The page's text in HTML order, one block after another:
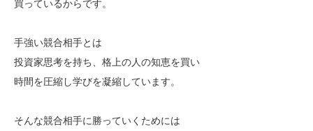
買っているからです。
手強い競合相手とは
投資家思考を持ち、格上の人の知恵を買い
時間を圧縮し学びを凝縮しています。
そんな競合相手に勝っていくためには